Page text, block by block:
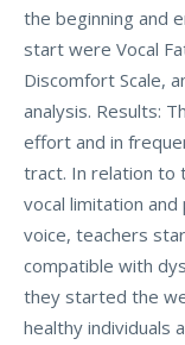
the beginning and
start were Vocal
Discomfort Scale,
analysis. Results:
effort and in
tract. In relation to
vocal limitation
voice, teachers
compatible with
they started the
healthy individuals